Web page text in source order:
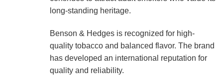
long-standing heritage.
Benson & Hedges is recognized for high-
quality tobacco and balanced flavor. The brand
has developed an international reputation for
quality and reliability.